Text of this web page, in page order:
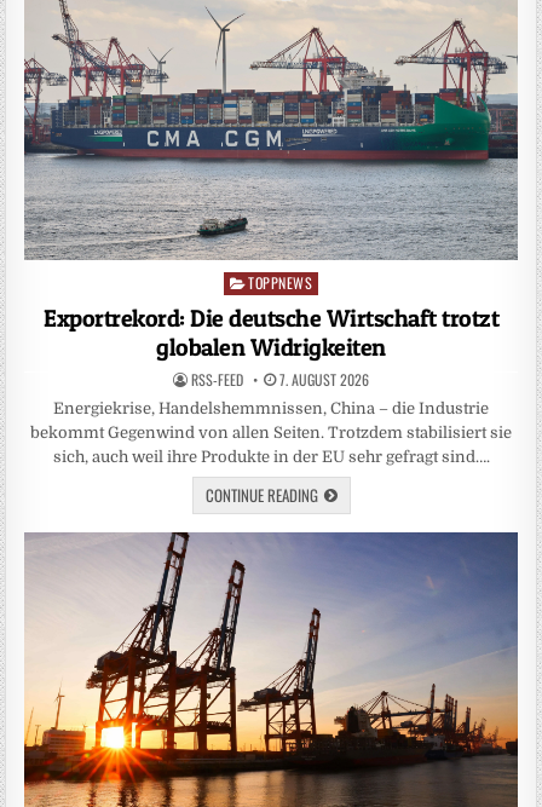
Posted
in
TOPPNEWS
Exportrekord: Die deutsche Wirtschaft trotzt
globalen Widrigkeiten
RSS-FEED 7. AUGUST 2026
Energiekrise, Handelshemmnissen, China – die Industrie
bekommt Gegenwind von allen Seiten. Trotzdem stabilisiert sie
sich, auch weil ihre Produkte in der EU sehr gefragt sind….
CONTINUE READING